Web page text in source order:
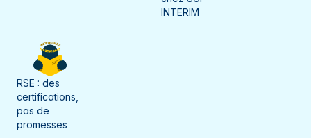
Territoire de Belfort
Val-d'Oise
Vaucluse
Vosges
Hénin-Beaumont
Héricourt
Ifs
INTERIM
RSE : des
certifications,
pas de
promesses